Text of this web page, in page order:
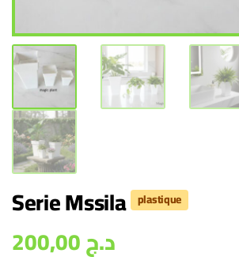
Serie Mssila plastique
د.ج